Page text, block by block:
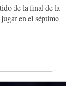
de la final de la
en el séptimo